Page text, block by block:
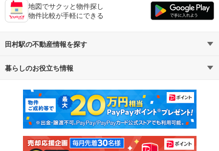
地図でサクッと物件探し
物件比較が手軽にできる
田村駅の不動産情報を探す
不動産・住宅
新築マンション 中古マンション
新築一戸建て 中古一戸建て
注文住宅 土地
暮らしのお役立ち情報
マンションカタログ 教えて！住まいの先生